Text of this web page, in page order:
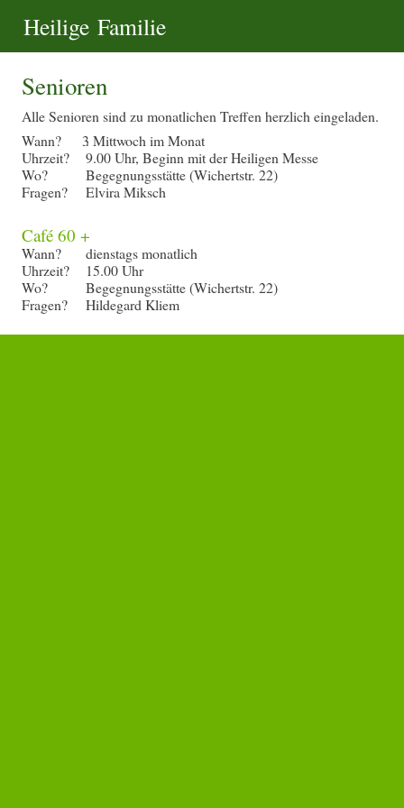
Heilige Familie
Senioren
Alle Senioren sind zu monatlichen Treffen herzlich eingeladen.
Wann? 3. Mittwoch im Monat
Uhrzeit?
9.00 Uhr, Beginn mit der Heiligen Messe
Wo?
Begegnungsstätte (Wichertstr. 22)
Fragen?
Elvira Miksch
Café 60 +
Wann?
dienstags monatlich
Uhrzeit? 15.00 Uhr
Wo?
Begegnungsstätte (Wichertstr. 22)
Fragen?
Hildegard Kliem